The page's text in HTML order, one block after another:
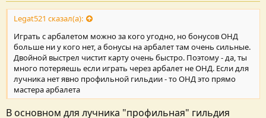
Legat521 сказал(а):
Играть с арбалетом можно за кого угодно, но бонусов ОНД
больше ни у кого нет, а бонусы на арбалет там очень сильные.
Двойной выстрел чистит карту очень быстро. Поэтому - да, ты
много потеряешь если играть через арбалет не ОНД. Если для
лучника нет явно профильной гильдии - то ОНД это прямо
мастера арбалета
В основном для лучника "профильная" гильдия